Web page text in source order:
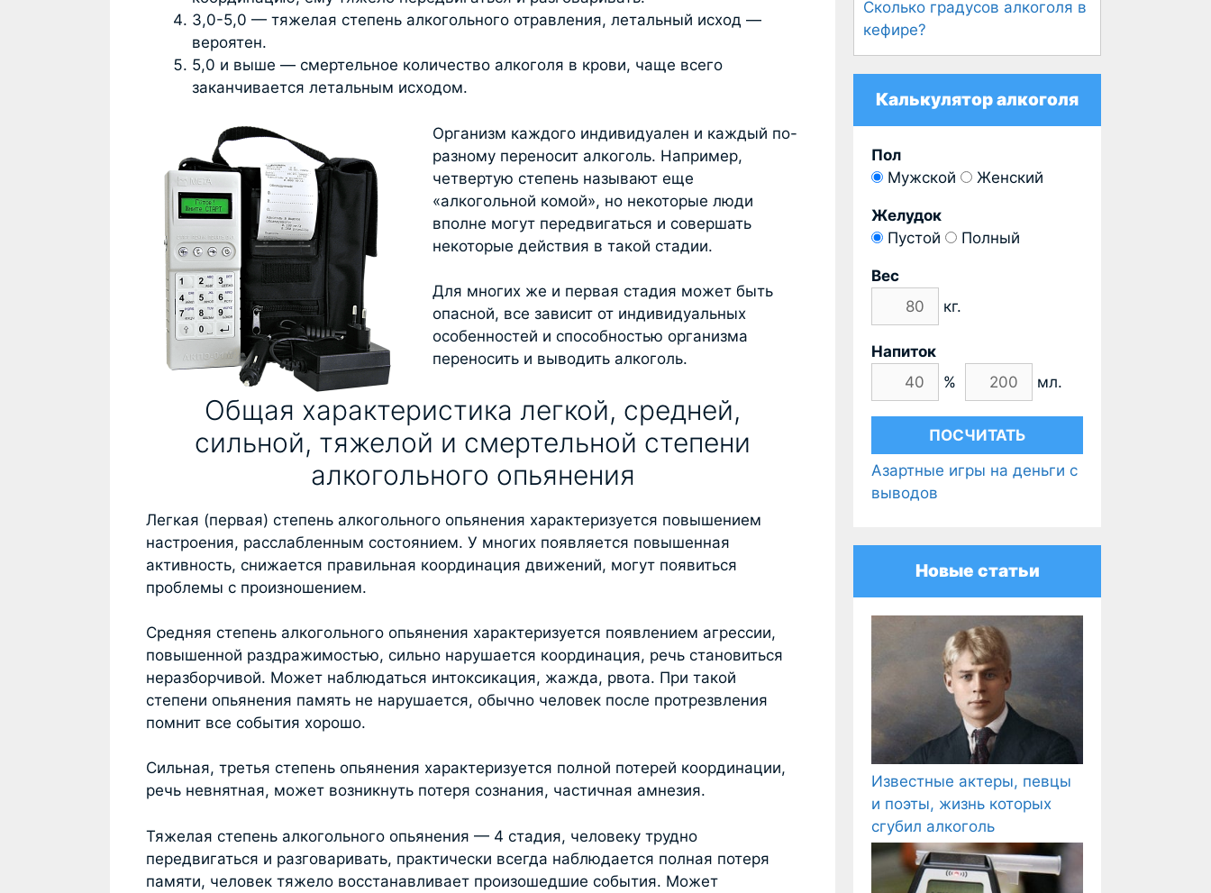
3,0-5,0 — тяжелая степень алкогольного отравления, летальный исход —
вероятен.
5,0 и выше — смертельное количество алкоголя в крови, чаще всего
заканчивается летальным исходом.
Организм каждого индивидуален и каждый по-
разному переносит алкоголь. Например,
четвертую степень называют еще
«алкогольной комой», но некоторые люди
вполне могут передвигаться и совершать
некоторые действия в такой стадии.
Для многих же и первая стадия может быть
опасной, все зависит от индивидуальных
особенностей и способностью организма
переносить и выводить алкоголь.
Общая характеристика легкой, средней,
сильной, тяжелой и смертельной степени
алкогольного опьянения
Легкая (первая) степень алкогольного опьянения характеризуется повышением
настроения, расслабленным состоянием. У многих появляется повышенная
активность, снижается правильная координация движений, могут появиться
проблемы с произношением.
Средняя степень алкогольного опьянения характеризуется появлением агрессии,
повышенной раздражимостью, сильно нарушается координация, речь становиться
неразборчивой. Может наблюдаться интоксикация, жажда, рвота. При такой
степени опьянения память не нарушается, обычно человек после протрезвления
помнит все события хорошо.
Сильная, третья степень опьянения характеризуется полной потерей координации,
речь невнятная, может возникнуть потеря сознания, частичная амнезия.
Тяжелая степень алкогольного опьянения — 4 стадия, человеку трудно
передвигаться и разговаривать, практически всегда наблюдается полная потеря
памяти, человек тяжело восстанавливает произошедшие события. Может
Сколько градусов алкоголя в
кефире?
Калькулятор алкоголя
Пол
Мужской
Женский
Желудок
Пустой
Полный
Вес
кг.
Напиток
%
мл.
Азартные игры на деньги с
выводов
Новые статьи
Известные актеры, певцы
и поэты, жизнь которых
сгубил алкоголь